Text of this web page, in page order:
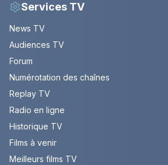
Services TV
News TV
Audiences TV
Forum
Numérotation des chaînes
Replay TV
Radio en ligne
Historique TV
Films à venir
Meilleurs films TV